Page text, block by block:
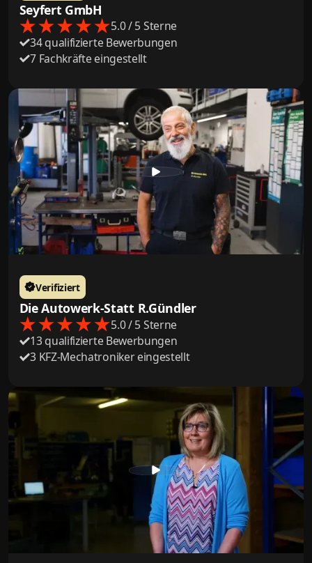
Seyfert GmbH
5.0 / 5 Sterne
34 qualifizierte Bewerbungen
7 Fachkräfte eingestellt
Die Autowerk-Statt R.Gündler
Verifiziert
5.0 / 5 Sterne
13 qualifizierte Bewerbungen
3 KFZ-Mechatroniker eingestellt